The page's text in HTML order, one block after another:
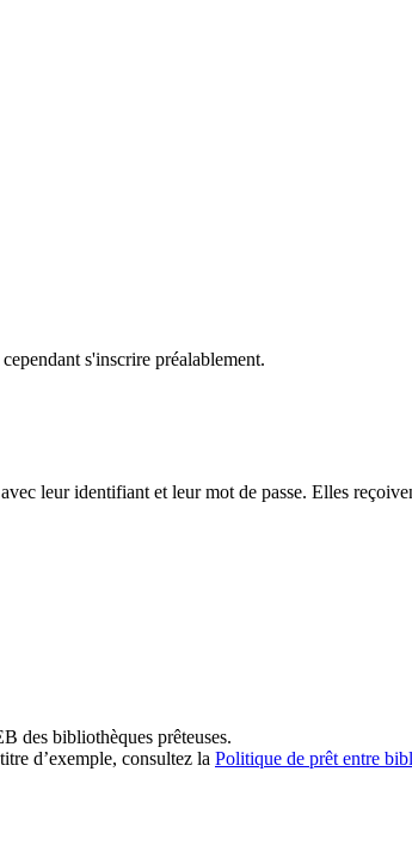
s'inscrire préalablement.
leur identifiant et leur mot de passe. Elles
des bibliothèques prêteuses.
d’exemple, consultez la Politique de prêt entre